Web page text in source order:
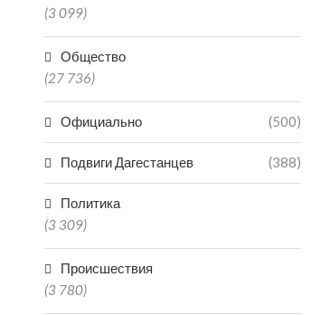
(3 099)
Общество
(27 736)
Официально (500)
Подвиги Дагестанцев (388)
Политика
(3 309)
Происшествия
(3 780)